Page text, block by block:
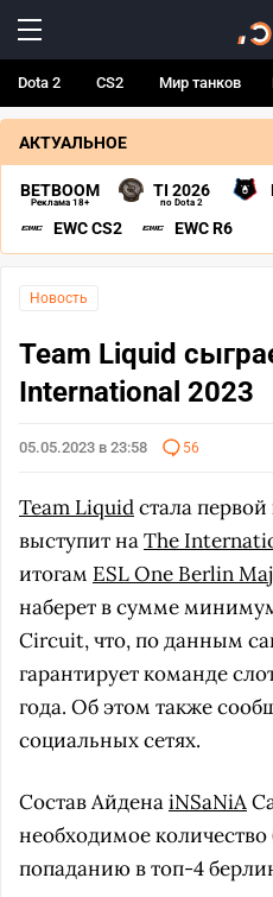
Dota 2 CS2 Мир танков
АКТУАЛЬНОЕ
BETBOOM
Реклама 18+
TI 2026
по Dota 2
EWC CS2 EWC R6
Новость
Team Liquid
International 2023
05.05.2023 в 23:58 56
Team Liquidстала
выступит наThe
итогам ESL One Berlin
наберет в сумме
Circuit, что, по данным
гарантирует команде
года. Об этом также
социальных сетях.
Состав АйденаiNSaNiA
необходимое количество
попаданию в топ-4